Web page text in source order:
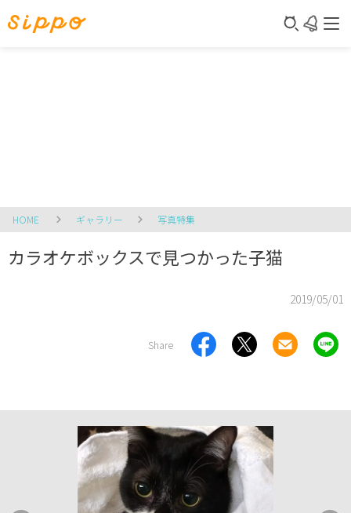
HOME ギャラリー 写真特集
カラオケボックスで見つかった子猫
2019/05/01
Share